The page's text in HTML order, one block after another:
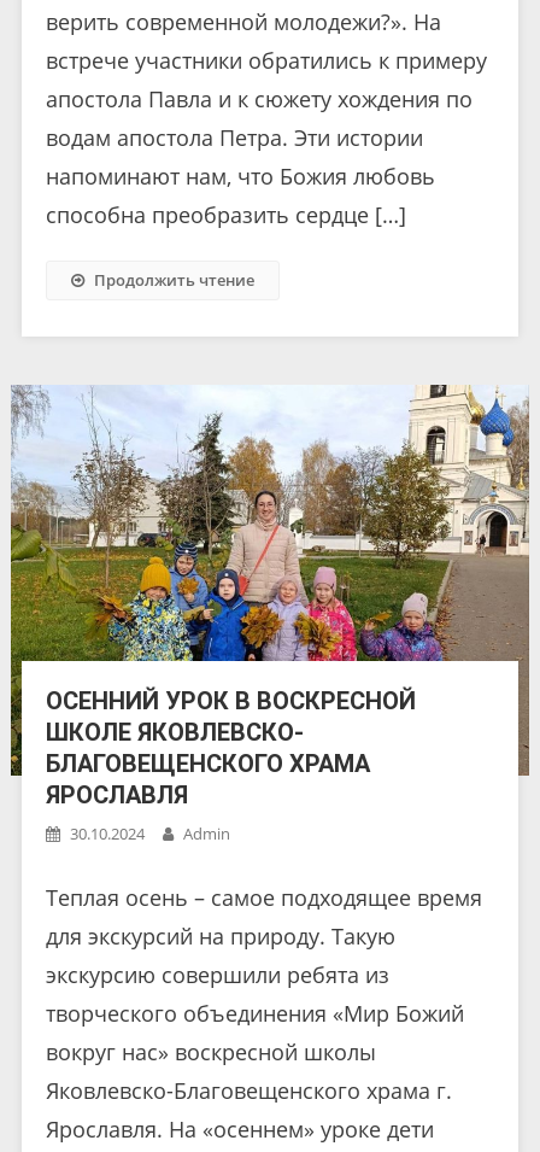
верить современной молодежи?». На
встрече участники обратились к примеру
апостола Павла и к сюжету хождения по
водам апостола Петра. Эти истории
напоминают нам, что Божия любовь
способна преобразить сердце […]
Продолжить чтение
ОСЕННИЙ УРОК В ВОСКРЕСНОЙ
ШКОЛЕ ЯКОВЛЕВСКО-
БЛАГОВЕЩЕНСКОГО ХРАМА
ЯРОСЛАВЛЯ
30.10.2024 Admin
Теплая осень – самое подходящее время
для экскурсий на природу. Такую
экскурсию совершили ребята из
творческого объединения «Мир Божий
вокруг нас» воскресной школы
Яковлевско-Благовещенского храма г.
Ярославля. На «осеннем» уроке дети